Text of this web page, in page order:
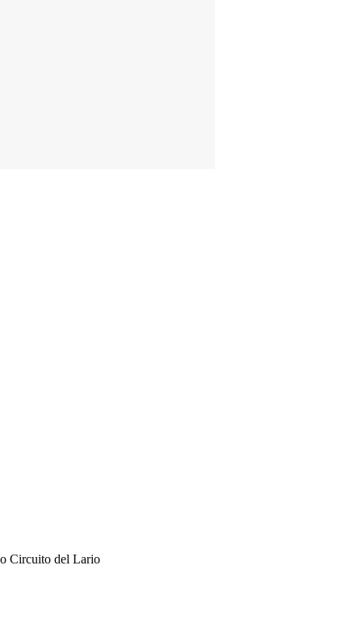
Circuito del Lario